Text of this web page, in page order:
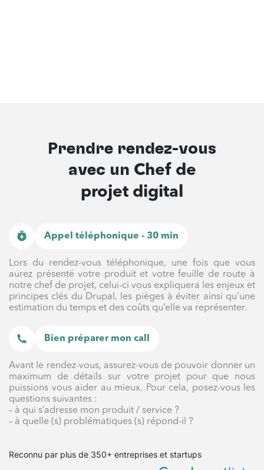
Prendre rendez-vous
avec un Chef de
projet digital
Appel téléphonique - 30 min
Lors du rendez-vous téléphonique, une fois que vous
aurez présenté votre produit et votre feuille de route à
notre chef de projet, celui-ci vous expliquera les enjeux et
principes clés du Drupal, les pièges à éviter ainsi qu’une
estimation du temps et des coûts qu’elle va représenter.
Bien préparer mon call
Avant le rendez-vous, assurez-vous de pouvoir donner un
maximum de détails sur votre projet pour que nous
puissions vous aider au mieux. Pour cela, posez-vous les
questions suivantes :
– à qui s’adresse mon produit / service ?
– à quelle (s) problématiques (s) répond-il ?
Reconnu par plus de 350+ entreprises et startups